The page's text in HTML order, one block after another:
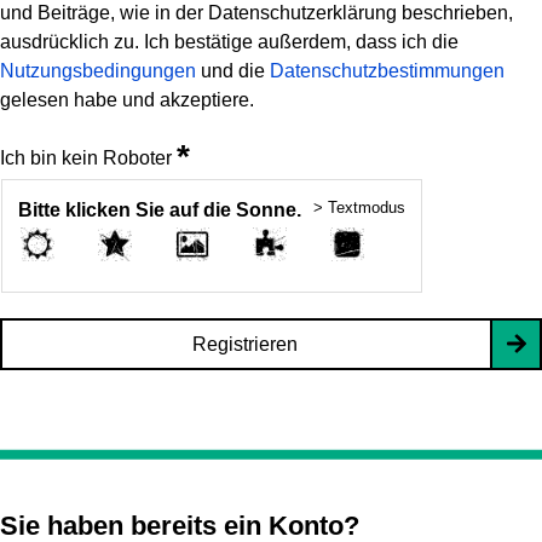
und Beiträge, wie in der Datenschutzerklärung beschrieben,
ausdrücklich zu. Ich bestätige außerdem, dass ich die
Nutzungsbedingungen und die Datenschutzbestimmungen
gelesen habe und akzeptiere.
Ich bin kein Roboter *
Bitte klicken Sie auf die Sonne. > Textmodus
Registrieren
Sie haben bereits ein Konto?